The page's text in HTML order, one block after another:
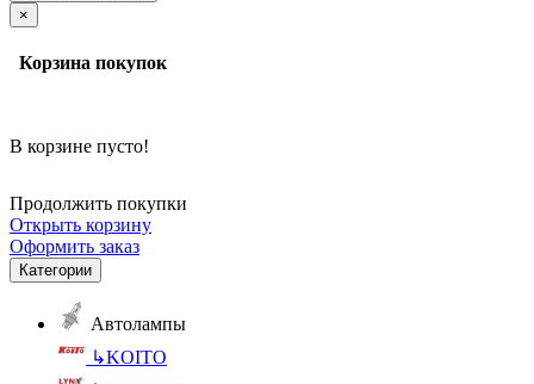
×
Корзина покупок
В корзине пусто!
Продолжить покупки
Открыть корзину
Оформить заказ
Категории
Автолампы
↳KOITO